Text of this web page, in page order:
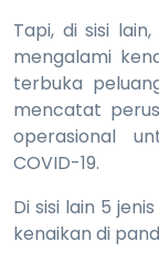
Tapi, di sisi
mengalami
terbuka
mencatat
operasional
COVID-19.
Di sisi lain 5
kenaikan di